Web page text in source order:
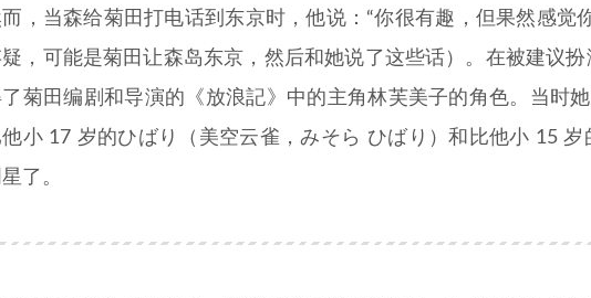
，当森给菊田打电话到东京时，他说：“你很有趣，但果然感觉
，可能是菊田让森岛东京，然后和她说了这些话）。在被建议
菊田编剧和导演的《放浪記》中的主角林芙美子的角色。当时
小 17 岁的ひばり（美空云雀，みそら ひばり）和比他小 15
了。